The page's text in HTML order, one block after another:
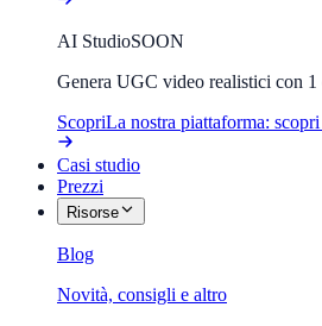
AI StudioSOON
Genera UGC video realistici con
ScopriLa nostra piattaforma:
Casi studio
Prezzi
Risorse
Blog
Novità, consigli e altro